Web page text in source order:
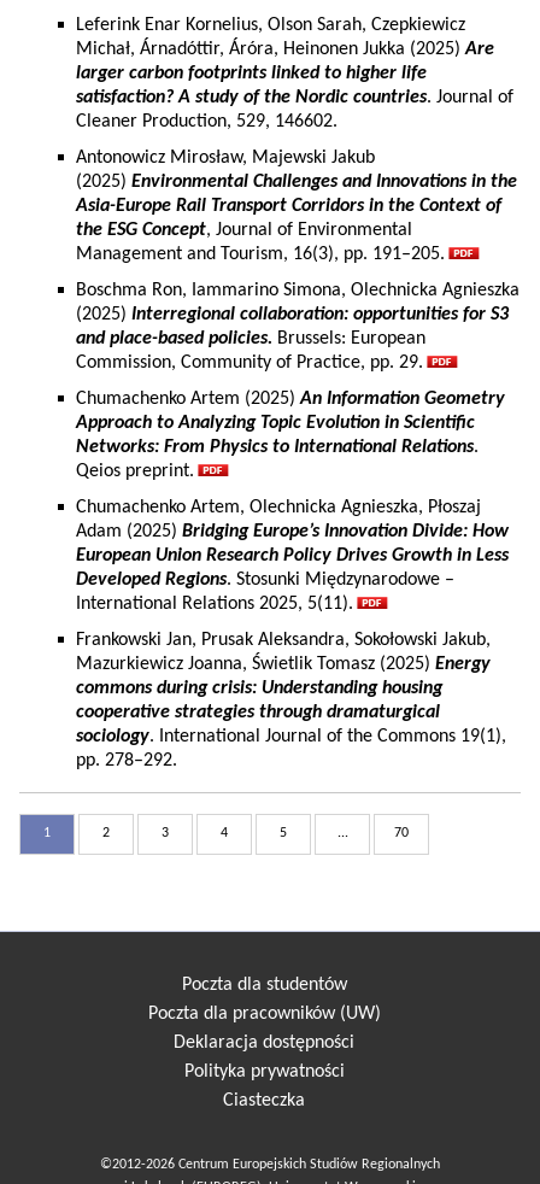
Leferink Enar Kornelius, Olson Sarah, Czepkiewicz
Michał, Árnadóttir, Áróra, Heinonen Jukka (2025)Are
larger carbon footprints linked to higher life
satisfaction? A study of the Nordic countries. Journal of
Cleaner Production, 529, 146602.
Antonowicz Mirosław, Majewski Jakub
(2025) Environmental Challenges and Innovations in the
Asia-Europe Rail Transport Corridors in the Context of
the ESG Concept, Journal of Environmental
Management and Tourism, 16(3), pp. 191–205.
Boschma Ron, Iammarino Simona, Olechnicka Agnieszka
(2025) Interregional collaboration: opportunities for S3
and place-based policies. Brussels: European
Commission, Community of Practice, pp. 29.
Chumachenko Artem (2025)An Information Geometry
Approach to Analyzing Topic Evolution in Scientific
Networks: From Physics to International Relations.
Qeios preprint.
Chumachenko Artem, Olechnicka Agnieszka, Płoszaj
Adam (2025) Bridging Europe’s Innovation Divide: How
European Union Research Policy Drives Growth in Less
Developed Regions. Stosunki Międzynarodowe –
International Relations 2025, 5(11).
Frankowski Jan, Prusak Aleksandra, Sokołowski Jakub,
Mazurkiewicz Joanna, Świetlik Tomasz (2025) Energy
commons during crisis: Understanding housing
cooperative strategies through dramaturgical
sociology. International Journal of the Commons 19(1),
pp. 278–292.
1 2 3 4 5 ... 70
Poczta dla studentów
Poczta dla pracowników (UW)
Deklaracja dostępności
Polityka prywatności
Ciasteczka
©2012-2026 Centrum Europejskich Studiów Regionalnych